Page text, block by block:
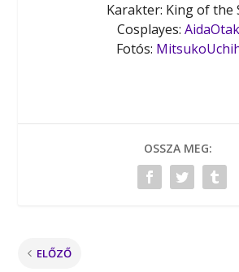
Karakter: King of the
Cosplayes:
Fotós:
OSSZA MEG:
ELŐZŐ